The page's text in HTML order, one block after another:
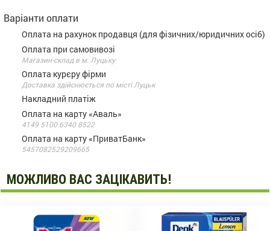
Варіанти оплати
Оплата на рахунок продавця (для фізичних/юридичних осіб)
Оплата при самовивозі
Магазин-склад в м. Луцьку
Оплата курєру фірми
Доставка здійснюється по місті Луцьк
Накладний платіж
Оплата на карту «Аваль»
4149 5100 6340 8522
Оплата на карту «ПриватБанк»
5457082529209665
МОЖЛИВО ВАС ЗАЦІКАВИТЬ!